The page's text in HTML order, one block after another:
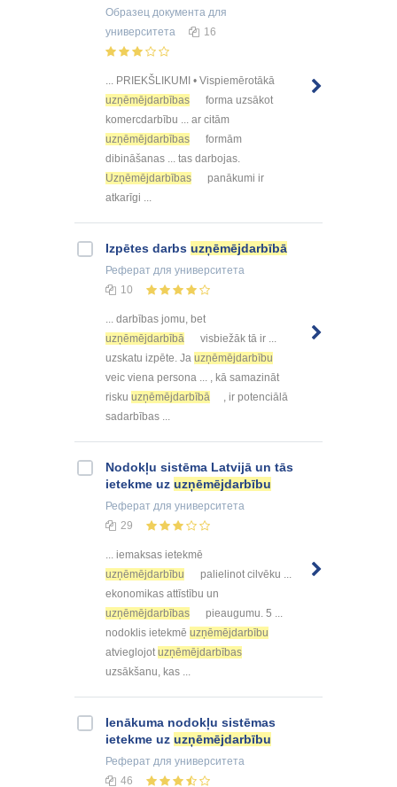
Образец документа для
университета
16
... PRIEKŠLIKUMI • Vispiemērotākā
uzņēmējdarbības
forma uzsākot
komercdarbību ... ar citām
uzņēmējdarbības
formām
dibināšanas ... tas darbojas.
Uzņēmējdarbības
panākumi ir
atkarīgi ...
Izpētes darbs uzņēmējdarbībā
Реферат для университета
10
... darbības jomu, bet
uzņēmējdarbībā
visbiežāk tā ir ...
uzskatu izpēte. Ja uzņēmējdarbību
veic viena persona ... , kā samazināt
risku uzņēmējdarbībā
, ir potenciālā
sadarbības ...
Nodokļu sistēma Latvijā un tās
ietekme uz uzņēmējdarbību
Реферат для университета
29
... iemaksas ietekmē
uzņēmējdarbību
palielinot cilvēku ...
ekonomikas attīstību un
uzņēmējdarbības
pieaugumu. 5 ...
nodoklis ietekmē uzņēmējdarbību
atvieglojot uzņēmējdarbības
uzsākšanu, kas ...
Ienākuma nodokļu sistēmas
ietekme uz uzņēmējdarbību
Реферат для университета
46